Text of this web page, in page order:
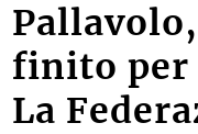
finito per
La